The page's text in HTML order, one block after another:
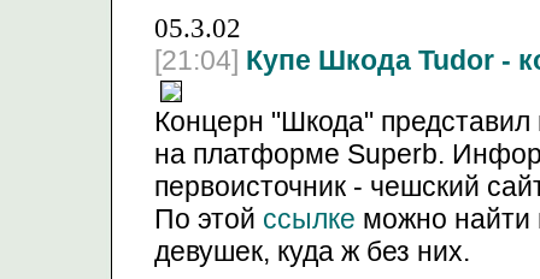
05.3.02
[21:04] Купе Шкода Tudor -
Концерн "Шкода"
на платформе Superb.
первоисточник - чешский
По этой ссылке можно найти
девушек, куда ж без них.